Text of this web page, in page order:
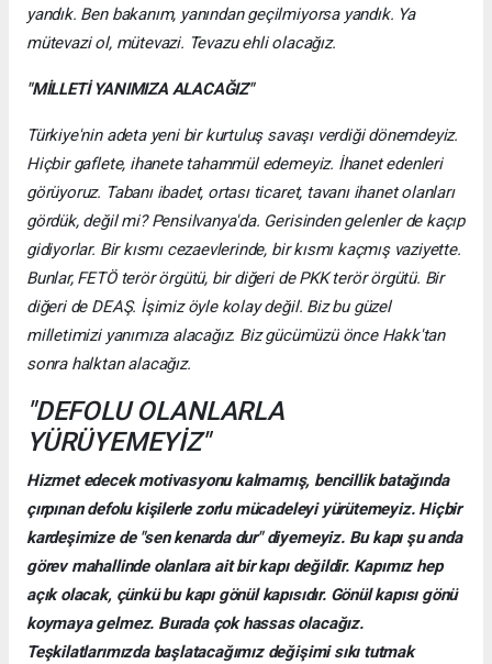
yandık. Ben bakanım, yanından geçilmiyorsa yandık. Ya
mütevazi ol, mütevazi. Tevazu ehli olacağız.
"MİLLETİ YANIMIZA ALACAĞIZ"
Türkiye'nin adeta yeni bir kurtuluş savaşı verdiği dönemdeyiz.
Hiçbir gaflete, ihanete tahammül edemeyiz. İhanet edenleri
görüyoruz. Tabanı ibadet, ortası ticaret, tavanı ihanet olanları
gördük, değil mi? Pensilvanya'da. Gerisinden gelenler de kaçıp
gidiyorlar. Bir kısmı cezaevlerinde, bir kısmı kaçmış vaziyette.
Bunlar, FETÖ terör örgütü, bir diğeri de PKK terör örgütü. Bir
diğeri de DEAŞ. İşimiz öyle kolay değil. Biz bu güzel
milletimizi yanımıza alacağız. Biz gücümüzü önce Hakk'tan
sonra halktan alacağız.
"DEFOLU OLANLARLA
YÜRÜYEMEYİZ"
Hizmet edecek motivasyonu kalmamış, bencillik batağında
çırpınan defolu kişilerle zorlu mücadeleyi yürütemeyiz. Hiçbir
kardeşimize de "sen kenarda dur" diyemeyiz. Bu kapı şu anda
görev mahallinde olanlara ait bir kapı değildir. Kapımız hep
açık olacak, çünkü bu kapı gönül kapısıdır. Gönül kapısı gönü
koymaya gelmez. Burada çok hassas olacağız.
Teşkilatlarımızda başlatacağımız değişimi sıkı tutmak